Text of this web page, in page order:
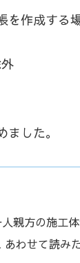
を作成する
した。
人親方の施工
あわせて読み